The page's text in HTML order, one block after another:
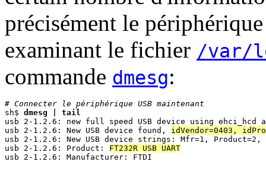
précisément le
examinant le fichier /var/
commande dmesg:
# Connecter le périphérique USB maintenant
sh$ dmesg | tail
usb 2-1.2.6: new full speed USB device using ehci_hcd
usb 2-1.2.6: New USB device found, idVendor=0403,
usb 2-1.2.6: New USB device strings: Mfr=1, Product=2,
usb 2-1.2.6: Product: FT232R USB UART